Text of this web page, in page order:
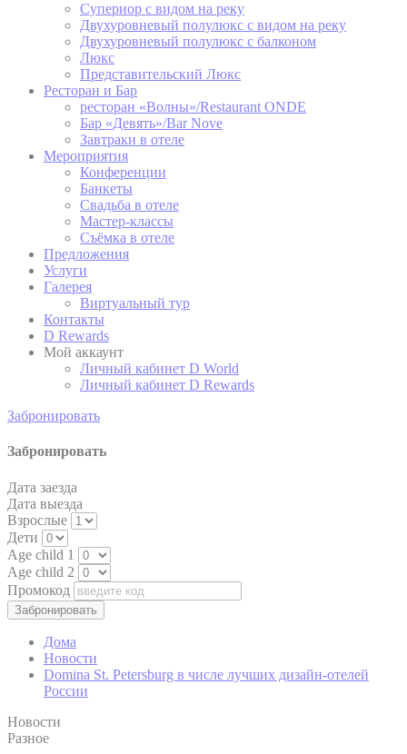
_deCountryResp
D-edge
Cookie
Consent
consent on Cookies
and consent
_deCookiesConsent
Cookie
consent on Cookies
and consent
статистика
Такие файлы cookie используются для сбора
информации пользователей о пути навигации с
конечной целью для агрегированного анализа
статистики для улучшения веб-сайта.
Имя Провайдер
_gid
Google
Analytics
to enhance the
website
performance and
_ga
Google
Analytics
_gid
Analytics
website
24 часов
Супериор с видом на реку
Двухуровневый полулюкс с видом на реку
Двухуровневый полулюкс с балконом
Люкс
Представительский Люкс
Ресторан и Бар
ресторан «Волны»/Restaurant ONDE
Бар «Девять»/Bar Nove
Завтраки в отеле
Мероприятия
Конференции
Банкеты
Свадьба в отеле
Мастер-классы
Съёмка в отеле
Предложения
Услуги
Галерея
Виртуальный тур
Контакты
D Rewards
Мой аккаунт
Личный кабинет D World
Личный кабинет D Rewards
Забронировать
Забронировать
Дата заезда
Дата выезда
Взрослые
Дети
Age child 1
Age child 2
Промокод
Дома
Новости
Domina St. Petersburg в числе лучших дизайн-отелей
России
Новости
Разное